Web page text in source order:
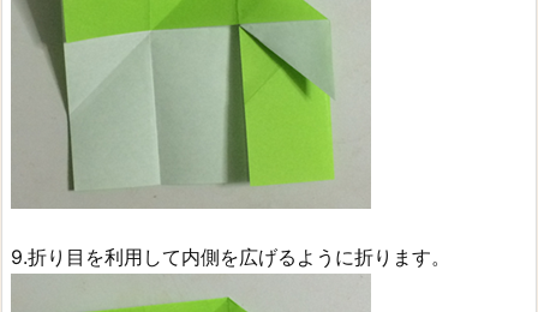
9.折り目を利用して内側を広げるように折ります。